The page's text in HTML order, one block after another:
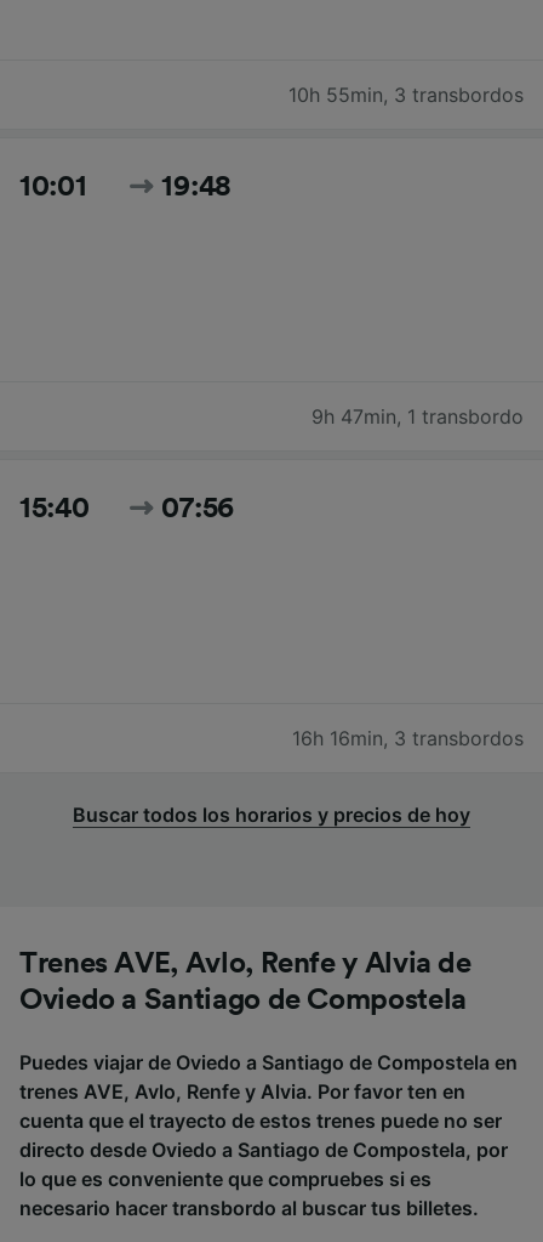
10h 55min, 3 transbordos
10:01 19:48
9h 47min, 1 transbordo
15:40 07:56
16h 16min, 3 transbordos
Buscar todos los horarios y precios de hoy
Trenes AVE, Avlo, Renfe y Alvia de
Oviedo a Santiago de Compostela
Puedes viajar de Oviedo a Santiago de Compostela en
trenes AVE, Avlo, Renfe y Alvia. Por favor ten en
cuenta que el trayecto de estos trenes puede no ser
directo desde Oviedo a Santiago de Compostela, por
lo que es conveniente que compruebes si es
necesario hacer transbordo al buscar tus billetes.